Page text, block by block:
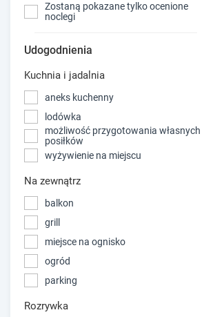
Zostaną pokazane tylko ocenione
noclegi
Udogodnienia
Kuchnia i jadalnia
aneks kuchenny
lodówka
możliwość przygotowania własnych
posiłków
wyżywienie na miejscu
Na zewnątrz
balkon
grill
miejsce na ognisko
ogród
parking
Rozrywka